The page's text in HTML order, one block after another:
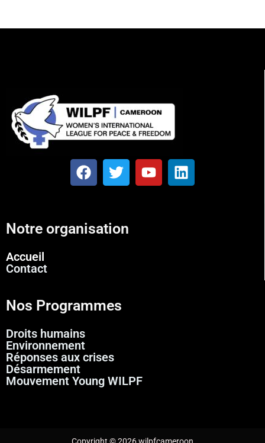
Notre organisation
Accueil
Contact
Nos Programmes
Droits humains
Environnement
Réponses aux crises
Désarmement
Mouvement Young WILPF